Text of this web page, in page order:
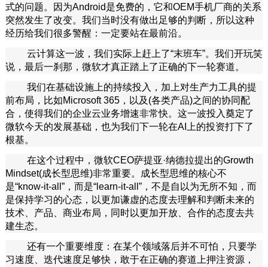
式的问题。因为Android是免费的，它和OEM手机厂商的关系
突然发生了改变。我们当时没有做出足够的判断，所以这种
经历给我们很多警醒：一定要站在最前沿。
云计算这一波，我们实际上赶上了“末班车”。我们开玩笑
说，最后一刹那，微软才真正踏上了正确的下一轮赛道。
我们在基础设施上的持续投入，加上对生产力工具的提
前布局，比如Microsoft 365，以及(各类产品)之间的协同配
合，使得我们的企业云业务增速非常快。这一波投入奠定了
微软今天的发展基础，也为我们下一轮在AI上的投资打下了
根基。
在这个过程中，微软CEO萨提亚·纳德拉提出的Growth
Mindset(成长型思维)非常重要。成长型思维的核心不
是“know-it-all”，而是“learn-it-all”，不是自以为无所不知，而
是保持学习的心态，以更加谦虚的态度去理解和判断未来的
技术、产品、商业布局，同时以更加开放、合作的态度去共
建生态。
还有一个重要维度：在某个领域落后并不可怕，只要学
习速度、迭代速度足够快，敢于在正确的赛道上押注资源，